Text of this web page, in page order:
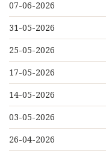
07-06-2026
31-05-2026
25-05-2026
17-05-2026
14-05-2026
03-05-2026
26-04-2026